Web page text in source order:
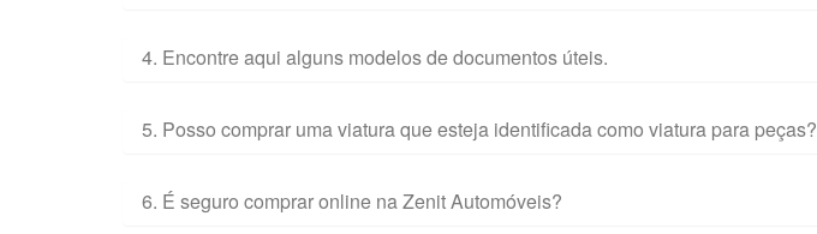
4. Encontre aqui alguns modelos de documentos úteis.
5. Posso comprar uma viatura que esteja identificada como viatura para peças?
6. É seguro comprar online na Zenit Automóveis?